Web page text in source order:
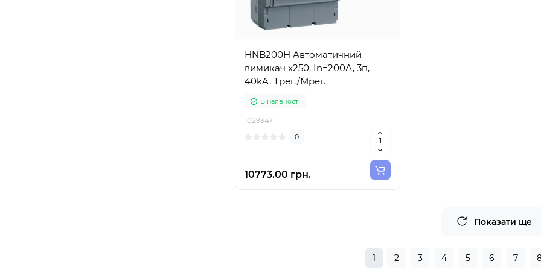
HNB200H Автоматичний
вимикач x250, In=200А, 3п,
40kA, Трег./Мрег.
В наявності
1029347
0
10773.00 грн.
Показати ще
1 2 3 4 5 6 7